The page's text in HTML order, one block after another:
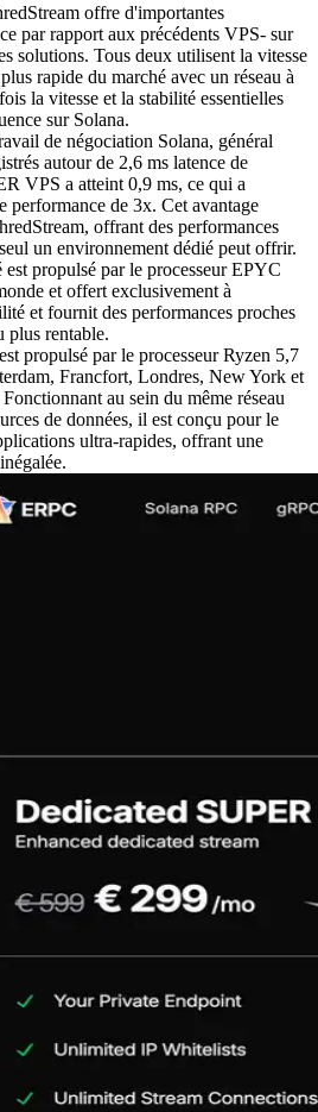
offre d'importantes
par rapport aux précédents VPS- sur
solutions. Tous deux utilisent la vitesse
rapide du marché avec un réseau à
la vitesse et la stabilité essentielles
sur Solana.
de négociation Solana, général
autour de 2,6 ms latence de
VPS a atteint 0,9 ms, ce qui a
performance de 3x. Cet avantage
offrant des performances
un environnement dédié peut offrir.
propulsé par le processeur EPYC
et offert exclusivement à
et fournit des performances proches
plus rentable.
propulsé par le processeur Ryzen 5,7
Francfort, Londres, New York et
au sein du même réseau
de données, il est conçu pour le
ultra-rapides, offrant une